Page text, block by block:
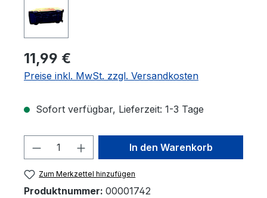
11,99 €
Preise inkl. MwSt. zzgl. Versandkosten
Sofort verfügbar, Lieferzeit: 1-3 Tage
Produkt Anzahl: Gib den
In den Warenkorb
Zum Merkzettel hinzufügen
Produktnummer: 00001742